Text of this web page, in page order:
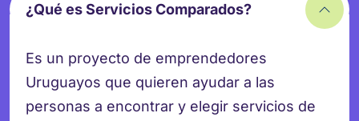
¿Qué es Servicios Comparados?
Es un proyecto de emprendedores
Uruguayos que quieren ayudar a las
personas a encontrar y elegir servicios de